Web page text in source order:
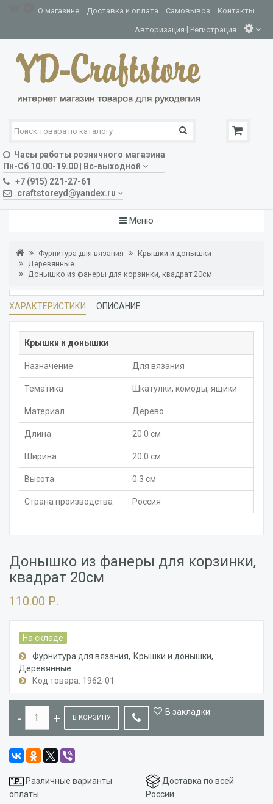
О магазине Доставка и оплата Самовывоз Контакты
Авторизация | Регистрация
Часы работы розничного магазина
Пн-Сб 10.00-19.00 | Вс-выходной
+7 (915) 221-27-61
craftstoreyd@yandex.ru
Меню
Фурнитура для вязания
Крышки и донышки
Деревянные
Донышко из фанеры для корзинки, квадрат 20см
ХАРАКТЕРИСТИКИ ОПИСАНИЕ
Крышки и донышки
Назначение Для вязания
Тематика Шкатулки, комоды, ящики
Материал Дерево
Длина 20.0 см
Ширина 20.0 см
Высота 0.3 см
Страна производства Россия
Донышко из фанеры для корзинки,
квадрат 20см
110.00 Р.
На складе
Фурнитура для вязания
Крышки и донышки
Деревянные
Код товара: 1962-01
В КОРЗИНУ
В закладки
Различные варианты
оплаты
Доставка по всей
России